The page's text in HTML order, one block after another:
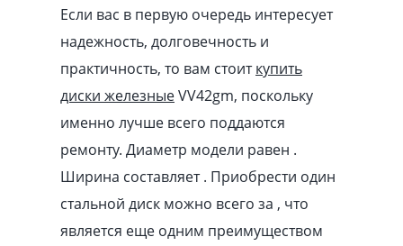
Если вас в первую очередь интересует
надежность, долговечность и
практичность, то вам стоиткупить
диски железныеVV42gm, поскольку
именно лучше всего поддаются
ремонту. Диаметр модели равен .
Ширина составляет . Приобрести один
стальной диск можно всего за , что
является еще одним преимуществом